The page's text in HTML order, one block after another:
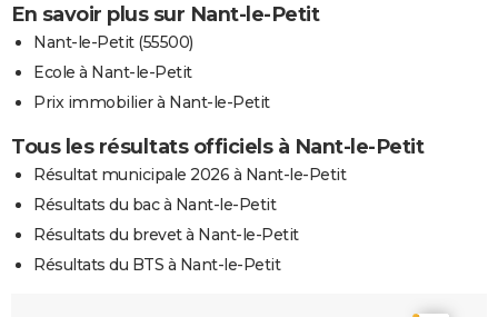
En savoir plus sur Nant-le-Petit
Nant-le-Petit (55500)
Ecole à Nant-le-Petit
Prix immobilier à Nant-le-Petit
Tous les résultats officiels à Nant-le-Petit
Résultat municipale 2026 à Nant-le-Petit
Résultats du bac à Nant-le-Petit
Résultats du brevet à Nant-le-Petit
Résultats du BTS à Nant-le-Petit